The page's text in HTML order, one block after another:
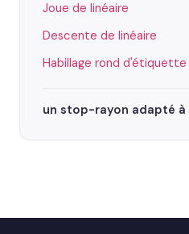
Joue de linéaire
Descente de linéaire
Habillage rond d'étiquette
un stop-rayon adapté